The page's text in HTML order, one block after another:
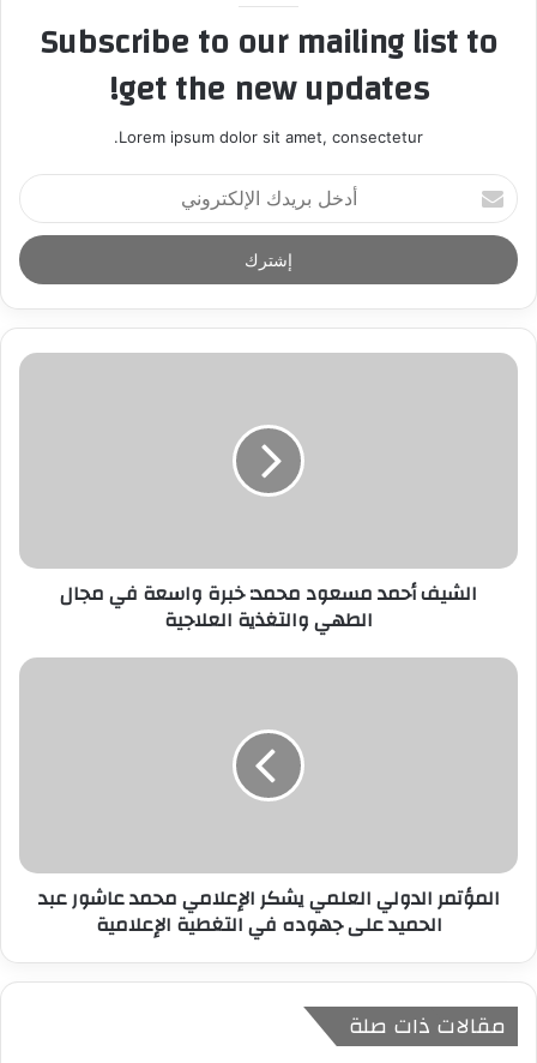
Subscribe to our mailing list to
get the new updates!
Lorem ipsum dolor sit amet, consectetur.
أ
د
خ
ل
ر
د
ر
الشيف أحمد مسعود محمد: خبرة واسعة في مجال
الطهي والتغذية العلاجية
المؤتمر الدولي العلمي يشكر الإعلامي محمد عاشور عبد
الحميد على جهوده في التغطية الإعلامية
مقالات ذات صلة